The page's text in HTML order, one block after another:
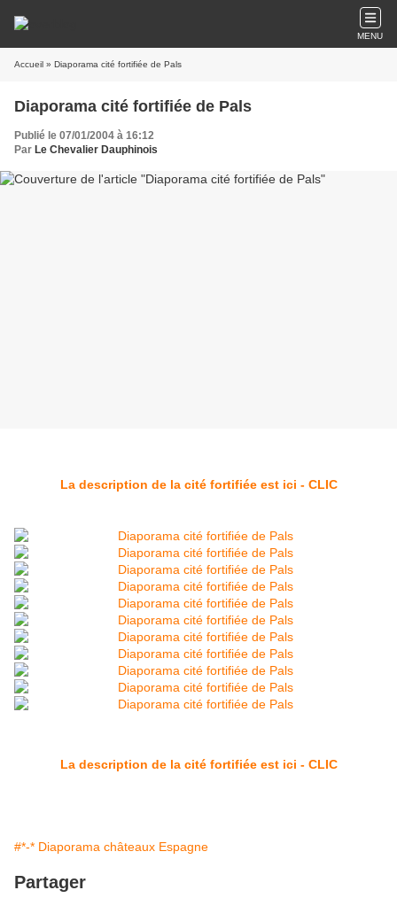
MENU
Accueil » Diaporama cité fortifiée de Pals
Diaporama cité fortifiée de Pals
Publié le 07/01/2004 à 16:12
Par Le Chevalier Dauphinois
La description de la cité fortifiée est ici - CLIC
La description de la cité fortifiée est ici - CLIC
#*-* Diaporama châteaux Espagne
Partager